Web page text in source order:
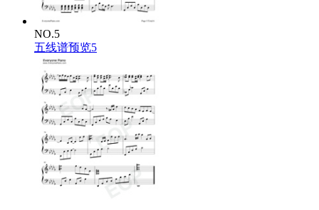
NO.5
五线谱预览5